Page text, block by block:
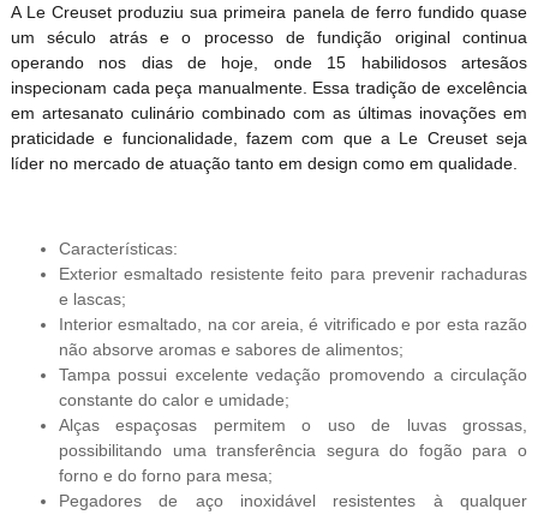
A Le Creuset produziu sua primeira panela de ferro fundido quase
um século atrás e o processo de fundição original continua
operando nos dias de hoje, onde 15 habilidosos artesãos
inspecionam cada peça manualmente. Essa tradição de excelência
em artesanato culinário combinado com as últimas inovações em
praticidade e funcionalidade, fazem com que a Le Creuset seja
líder no mercado de atuação tanto em design como em qualidade.
Características:
Exterior esmaltado resistente feito para prevenir rachaduras
e lascas;
Interior esmaltado, na cor areia, é vitrificado e por esta razão
não absorve aromas e sabores de alimentos;
Tampa possui excelente vedação promovendo a circulação
constante do calor e umidade;
Alças espaçosas permitem o uso de luvas grossas,
possibilitando uma transferência segura do fogão para o
forno e do forno para mesa;
Pegadores de aço inoxidável resistentes à qualquer